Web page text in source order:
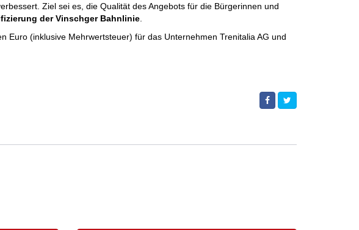
Ziel sei es, die Qualität des Angebots für die Bürgerinnen und
der Vinschger Bahnlinie
Euro (inklusive Mehrwertsteuer) für das Unternehmen Trenitalia AG und